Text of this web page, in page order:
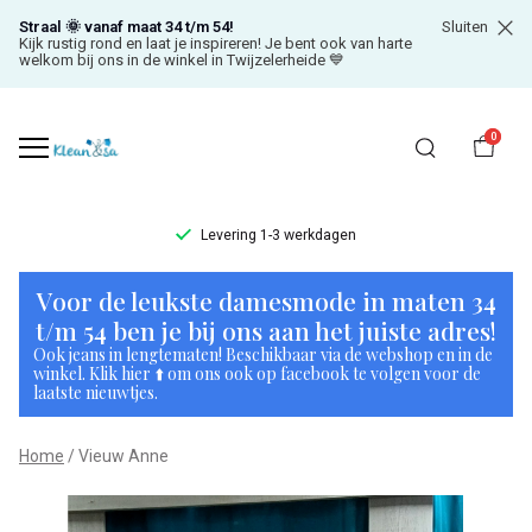
Straal 🌞 vanaf maat 34 t/m 54!
Kijk rustig rond en laat je inspireren! Je bent ook van harte
welkom bij ons in de winkel in Twijzelerheide 💙
Sluiten
0
Levering 1-3 werkdagen
Vieuw
Anne
Klean
&
Voor de leukste damesmode in maten 34
t/m 54 ben je bij ons aan het juiste adres!
Ook jeans in lengtematen! Beschikbaar via de webshop en in de
winkel. Klik hier ⬆️ om ons ook op facebook te volgen voor de
laatste nieuwtjes.
Home Vieuw Anne